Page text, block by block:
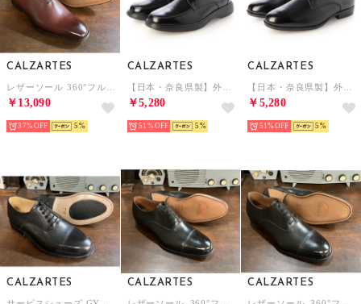
CALZARTES
￥13,090
37% 5
CALZARTES
￥5,280
51% 5
CALZARTES
￥5,280
51% 5
CALZARTES CALZARTES CALZARTES